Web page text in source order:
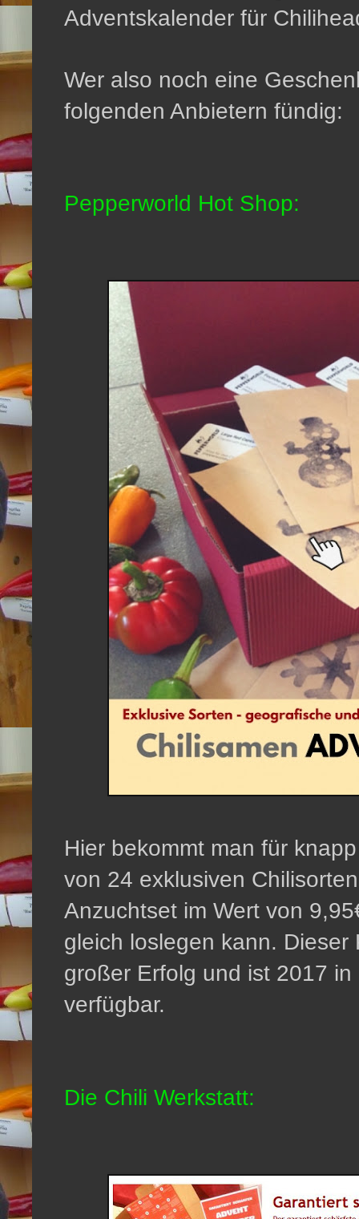
Adventskalender für
Wer also noch eine
folgenden Anbietern fündig:
Pepperworld Hot Shop:
Hier bekommt man für
von 24 exklusiven
Anzuchtset im Wert von
gleich loslegen kann.
großer Erfolg und ist 2017
verfügbar.
Die Chili Werkstatt: